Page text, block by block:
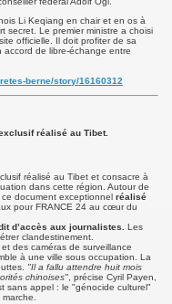
Li Keqiang en chair et en os à
secret. Le premier ministre a choisi
officielle. Il doit profiter de sa
de libre-échange entre
berne/story/16160312
réalisé au Tibet.
réalisé au Tibet et consacre à
dans cette région. Autour de
document exceptionnel réalisé
pour FRANCE 24 au cœur du
d’accès aux journalistes.
Les
clandestinement.
des caméras de surveillance
à une ville sous occupation. La
"Il a fallu attendre huit mois
chinoises" , précise Cyril Payen,
sans appel : le "génocide culturel"